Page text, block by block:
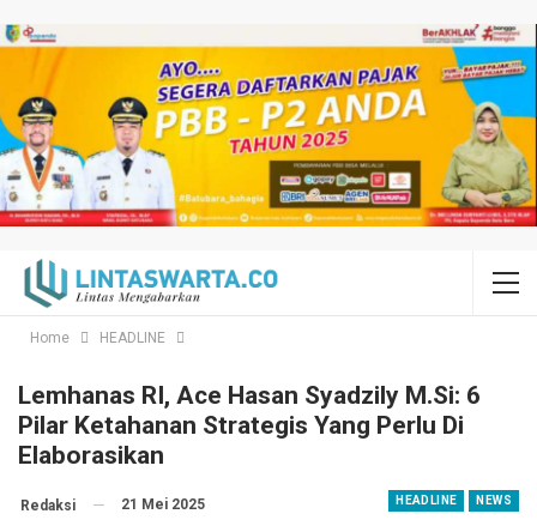
Home HEADLINE
Lemhanas RI, Ace Hasan Syadzily M.Si: 6
Pilar Ketahanan Strategis Yang Perlu Di
Elaborasikan
HEADLINE NEWS
Redaksi 21 Mei 2025